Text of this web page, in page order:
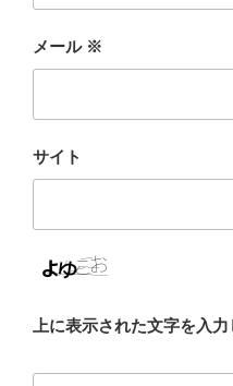
メール ※
サイト
上に表示された文字を入力